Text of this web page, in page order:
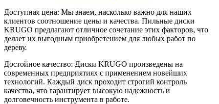
Доступная цена: Мы знаем, насколько важно для наших
клиентов соотношение цены и качества. Пильные диски
KRUGO предлагают отличное сочетание этих факторов, что
делает их выгодным приобретением для любых работ по
дереву.
Достойное качество: Диски KRUGO произведены на
современных предприятиях с применением новейших
технологий. Каждый диск проходит строгий контроль
качества, что гарантирует высокую надежность и
долговечность инструмента в работе.